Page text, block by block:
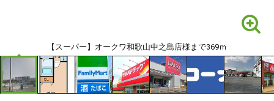
【スーパー】オークワ和歌山中之島店様まで369ｍ